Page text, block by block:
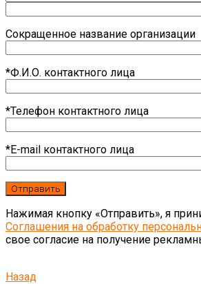
Сокращенное название организации
*Ф.И.О. контактного лица
*Телефон контактного лица
*E-mail контактного лица
Нажимая кнопку «Отправить», я
Соглашения на обработку
свое согласие на получение
Назад